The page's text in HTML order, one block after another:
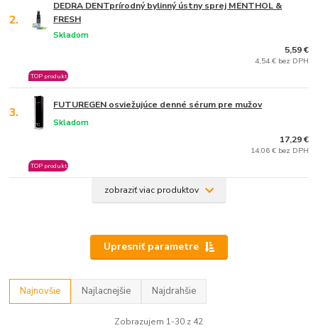
2.
DEDRA DENTprírodný bylinný ústny sprej MENTHOL &
FRESH
Skladom
TOP produkt
5,59 €
4,54 € bez DPH
3. FUTUREGEN osviežujúce denné sérum pre mužov
Skladom
TOP produkt
17,29 €
14,06 € bez DPH
zobraziť viac produktov
Upresniť parametre
Najnovšie Najlacnejšie Najdrahšie
Zobrazujem 1-30 z 42